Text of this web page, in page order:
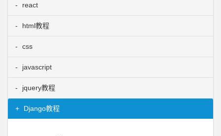
react
html教程
css
javascript
jquery教程
Django教程